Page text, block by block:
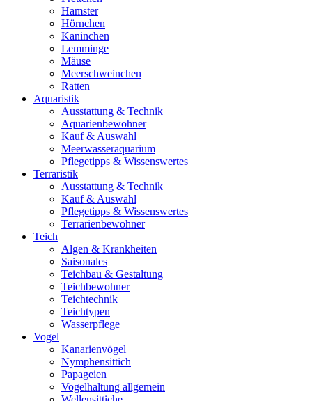
Hamster
Hörnchen
Kaninchen
Lemminge
Mäuse
Meerschweinchen
Ratten
Aquaristik
Ausstattung & Technik
Aquarienbewohner
Kauf & Auswahl
Meerwasseraquarium
Pflegetipps & Wissenswertes
Terraristik
Ausstattung & Technik
Kauf & Auswahl
Pflegetipps & Wissenswertes
Terrarienbewohner
Teich
Algen & Krankheiten
Saisonales
Teichbau & Gestaltung
Teichbewohner
Teichtechnik
Teichtypen
Wasserpflege
Vogel
Kanarienvögel
Nymphensittich
Papageien
Vogelhaltung allgemein